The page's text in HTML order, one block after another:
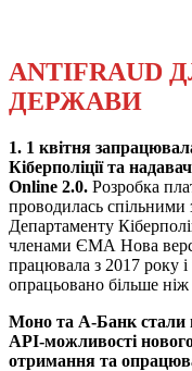
ANTIFRAUD
ДЕРЖАВИ
1. 1 квітня
Кіберполіції та
Online 2.0. Розробка
проводилась
Департаменту
членами ЄМА Нова
працювала з 2017 року
опрацьовано більше ніж
Моно та А-Банк стали
API-можливості нового
отримання та